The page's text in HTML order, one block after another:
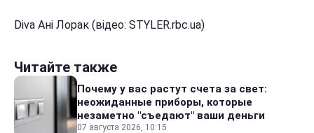
Diva Ані Лорак (відео: STYLER.rbc.ua)
Читайте также
Почему у вас растут счета за свет:
неожиданные приборы, которые
незаметно "съедают" ваши деньги
07 августа 2026, 10:15